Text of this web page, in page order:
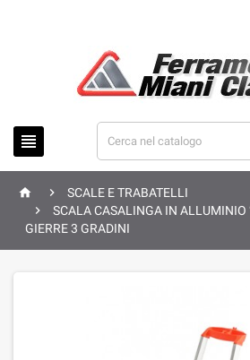

 
SCALE E TRABATELLI

SCALA CASALINGA IN ALLUMINIO
GIERRE 3 GRADINI